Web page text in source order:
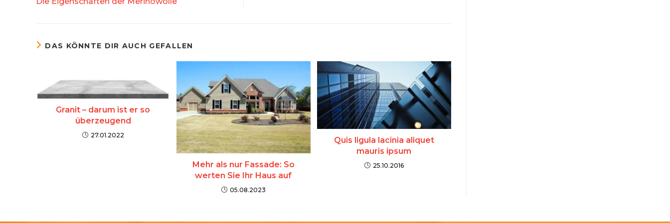
ansehen
DAS KÖNNTE DIR AUCH GEFALLEN
Granit – darum ist er so
überzeugend
27.01.2022
Mehr als nur Fassade: So
werten Sie Ihr Haus auf
05.08.2023
Quis ligula lacinia aliquet
mauris ipsum
25.10.2016